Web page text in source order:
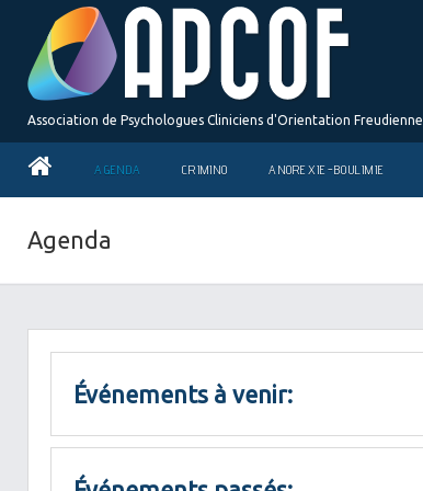
Association de Psychologues Cliniciens d'Orientation Freudienne
AGENDA CRIMINO ANOREXIE-BOULIMIE
Agenda
Événements à venir: